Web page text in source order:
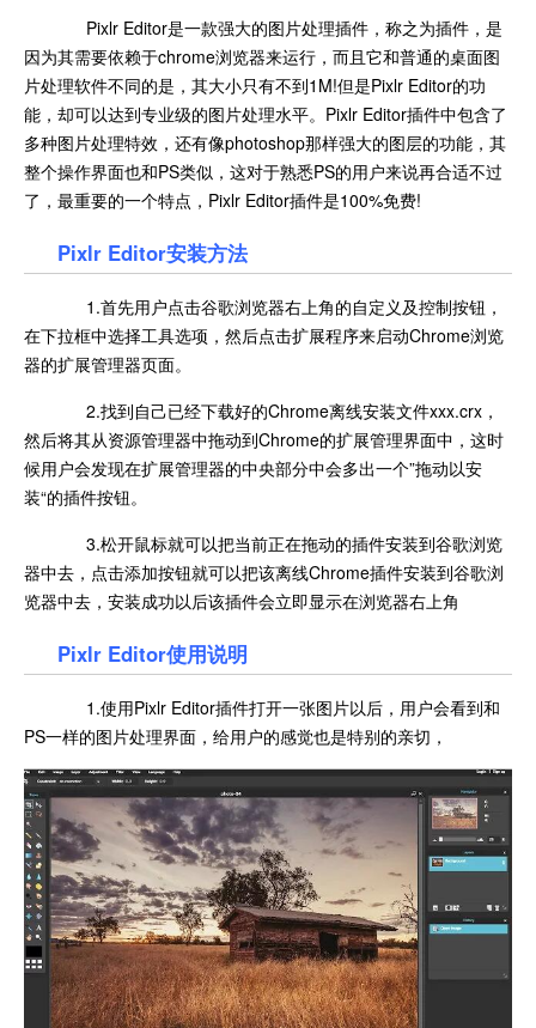
Pixlr Editor是一款强大的图片处理插件，称之为插件，是
因为其需要依赖于chrome浏览器来运行，而且它和普通的桌面图
片处理软件不同的是，其大小只有不到1M!但是Pixlr Editor的功
能，却可以达到专业级的图片处理水平。Pixlr Editor插件中包含了
多种图片处理特效，还有像photoshop那样强大的图层的功能，其
整个操作界面也和PS类似，这对于熟悉PS的用户来说再合适不过
了，最重要的一个特点，Pixlr Editor插件是100%免费!
Pixlr Editor安装方法
1.首先用户点击谷歌浏览器右上角的自定义及控制按钮，
在下拉框中选择工具选项，然后点击扩展程序来启动Chrome浏览
器的扩展管理器页面。
2.找到自己已经下载好的Chrome离线安装文件xxx.crx，
然后将其从资源管理器中拖动到Chrome的扩展管理界面中，这时
候用户会发现在扩展管理器的中央部分中会多出一个”拖动以安
装“的插件按钮。
3.松开鼠标就可以把当前正在拖动的插件安装到谷歌浏览
器中去，点击添加按钮就可以把该离线Chrome插件安装到谷歌浏
览器中去，安装成功以后该插件会立即显示在浏览器右上角
Pixlr Editor使用说明
1.使用Pixlr Editor插件打开一张图片以后，用户会看到和
PS一样的图片处理界面，给用户的感觉也是特别的亲切，